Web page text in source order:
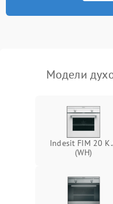
Модели
Indesit FIM 20
(WH)